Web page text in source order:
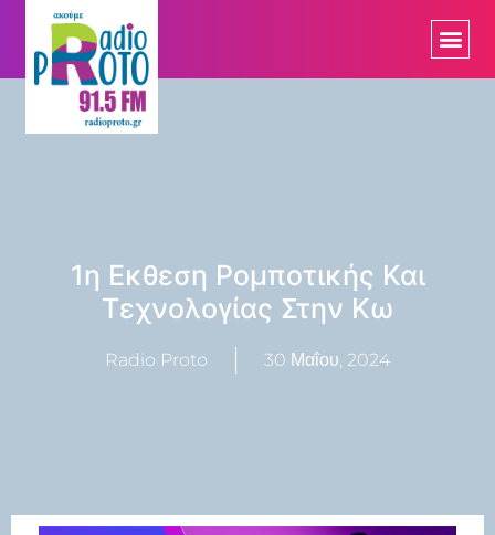
1η Εκθεση Ρομποτικής Και
Τεχνολογίας Στην Κω
Radio Proto 30 Μαΐου, 2024